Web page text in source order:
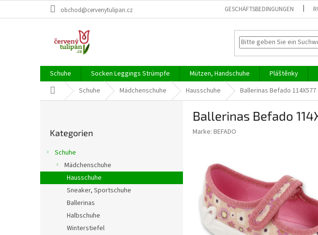
obchod@cervenytulipan.cz GESCHÄFTSBEDINGUNGEN
Schuhe Socken Leggings Strümpfe Mützen, Handschuhe Pláštěnky
StartseiteSchuhe Mädchenschuhe Hausschuhe Ballerinas Befado
l
überspringen
Kategorien
Schuhe
Mädchenschuhe
Hausschuhe
Sneaker, Sportschuhe
Ballerinas
Halbschuhe
Winterstiefel
Ballerinas Befado
Marke: BEFADO